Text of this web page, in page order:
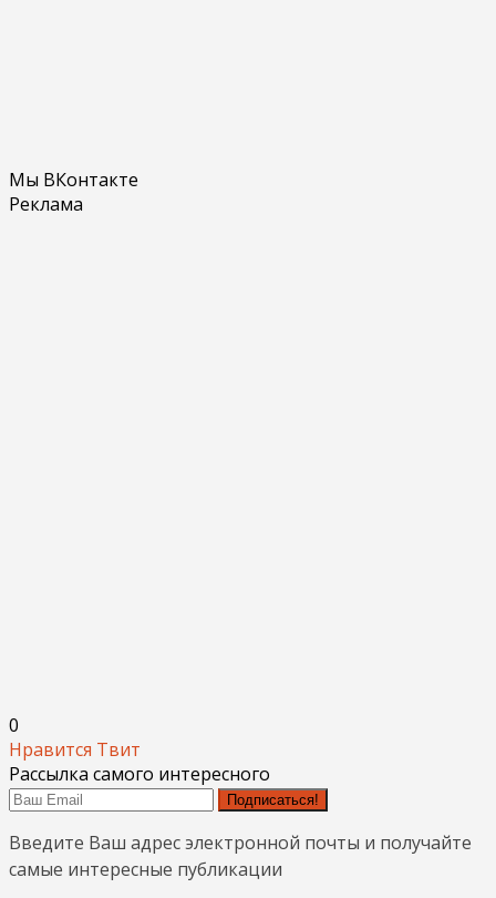
Мы ВКонтакте
Реклама
0
Нравится Твит
Рассылка самого интересного
Подписаться!
Введите Ваш адрес электронной почты и получайте
самые интересные публикации